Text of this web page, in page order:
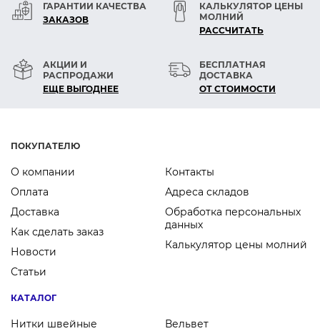
ГАРАНТИИ КАЧЕСТВА
ЗАКАЗОВ
КАЛЬКУЛЯТОР ЦЕНЫ
МОЛНИЙ
РАСCЧИТАТЬ
АКЦИИ И
РАСПРОДАЖИ
ЕЩЕ ВЫГОДНЕЕ
БЕСПЛАТНАЯ
ДОСТАВКА
ОТ СТОИМОСТИ
ПОКУПАТЕЛЮ
О компании
Оплата
Доставка
Как сделать заказ
Новости
Статьи
Контакты
Адреса складов
Обработка персональных
данных
Калькулятор цены молний
КАТАЛОГ
Нитки швейные
Вельвет